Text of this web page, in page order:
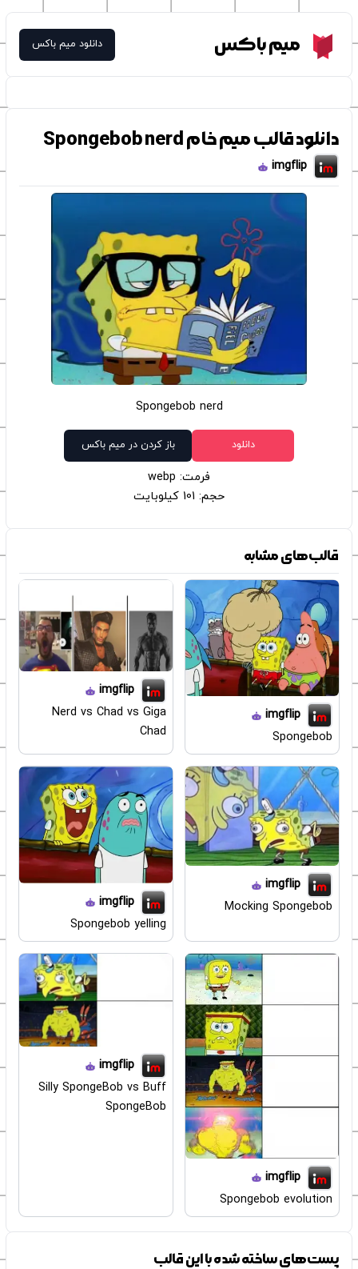
Meme Boxمیم باکس دانلود میم باکس
دانلود قالب میم خام Spongebob nerd
imgflip
Spongebob nerd
دانلود باز کردن در میم باکس
فرمت: webp
حجم: 101 کیلوبایت
قالب‌های مشابه
imgflip
Spongebob
imgflip
Nerd vs Chad vs Giga
Chad
imgflip
Mocking Spongebob
imgflip
Spongebob yelling
imgflip
Spongebob evolution
imgflip
Silly SpongeBob vs Buff
SpongeBob
پست‌های ساخته شده با این قالب